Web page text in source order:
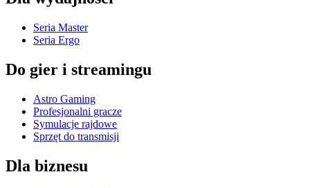
Seria Master
Seria Ergo
Do gier i streamingu
Astro Gaming
Profesjonalni gracze
Symulacje rajdowe
Sprzęt do transmisji
Dla biznesu